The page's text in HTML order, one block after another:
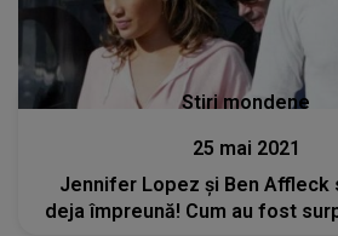
Stiri mondene
25 mai 2021
Jennifer Lopez și Ben Affleck
deja împreună! Cum au fost